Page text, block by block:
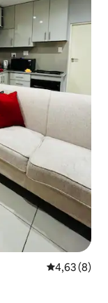
4,63 ud af 5
4,63 (8)